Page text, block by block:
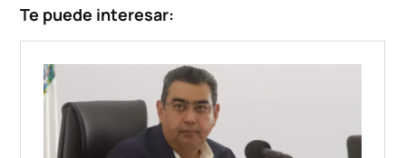
Te puede interesar: